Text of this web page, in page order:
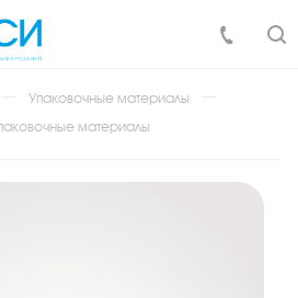
Упаковочные материалы
материалы